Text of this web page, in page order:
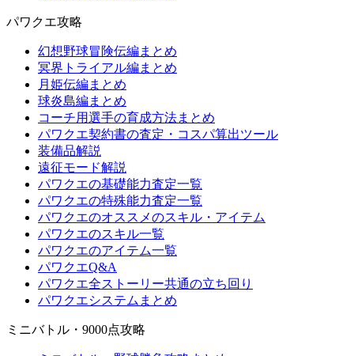
パワクエ攻略
幻想野球冒険伝編まとめ
冥界トライアル編まとめ
月姫伝編まとめ
球炎島編まとめ
コーチ用選手の育成方法まとめ
パワクエ契約書の査定・コスパ算出ツール
装備品解説
遠征モード解説
パワクエの基礎能力査定一覧
パワクエの特殊能力査定一覧
パワクエのオススメのスキル・アイテム
パワクエのスキル一覧
パワクエのアイテム一覧
パワクエQ&A
パワクエ全ストーリー共通の立ち回り
パワクエシステムまとめ
ミニバトル・9000点攻略